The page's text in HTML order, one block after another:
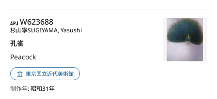
APJ
W623688
孔雀
Peacock
杉山寧SUGIYAMA, Yasushi
東京国立近代美術館
制作年: 昭和31年